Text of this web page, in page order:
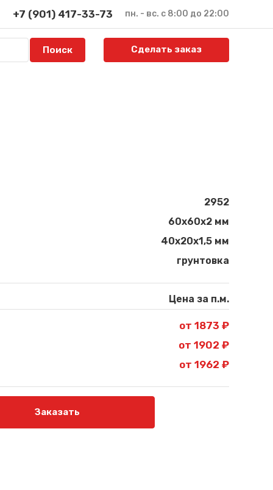
+7 (901) 417-33-73 пн. - вс. с 8:00 до 22:00
Сделать заказ
2952
60х60х2 мм
40х20х1,5 мм
грунтовка
Цена за п.м.
от 1873 ₽
от 1902 ₽
от 1962 ₽
Заказать